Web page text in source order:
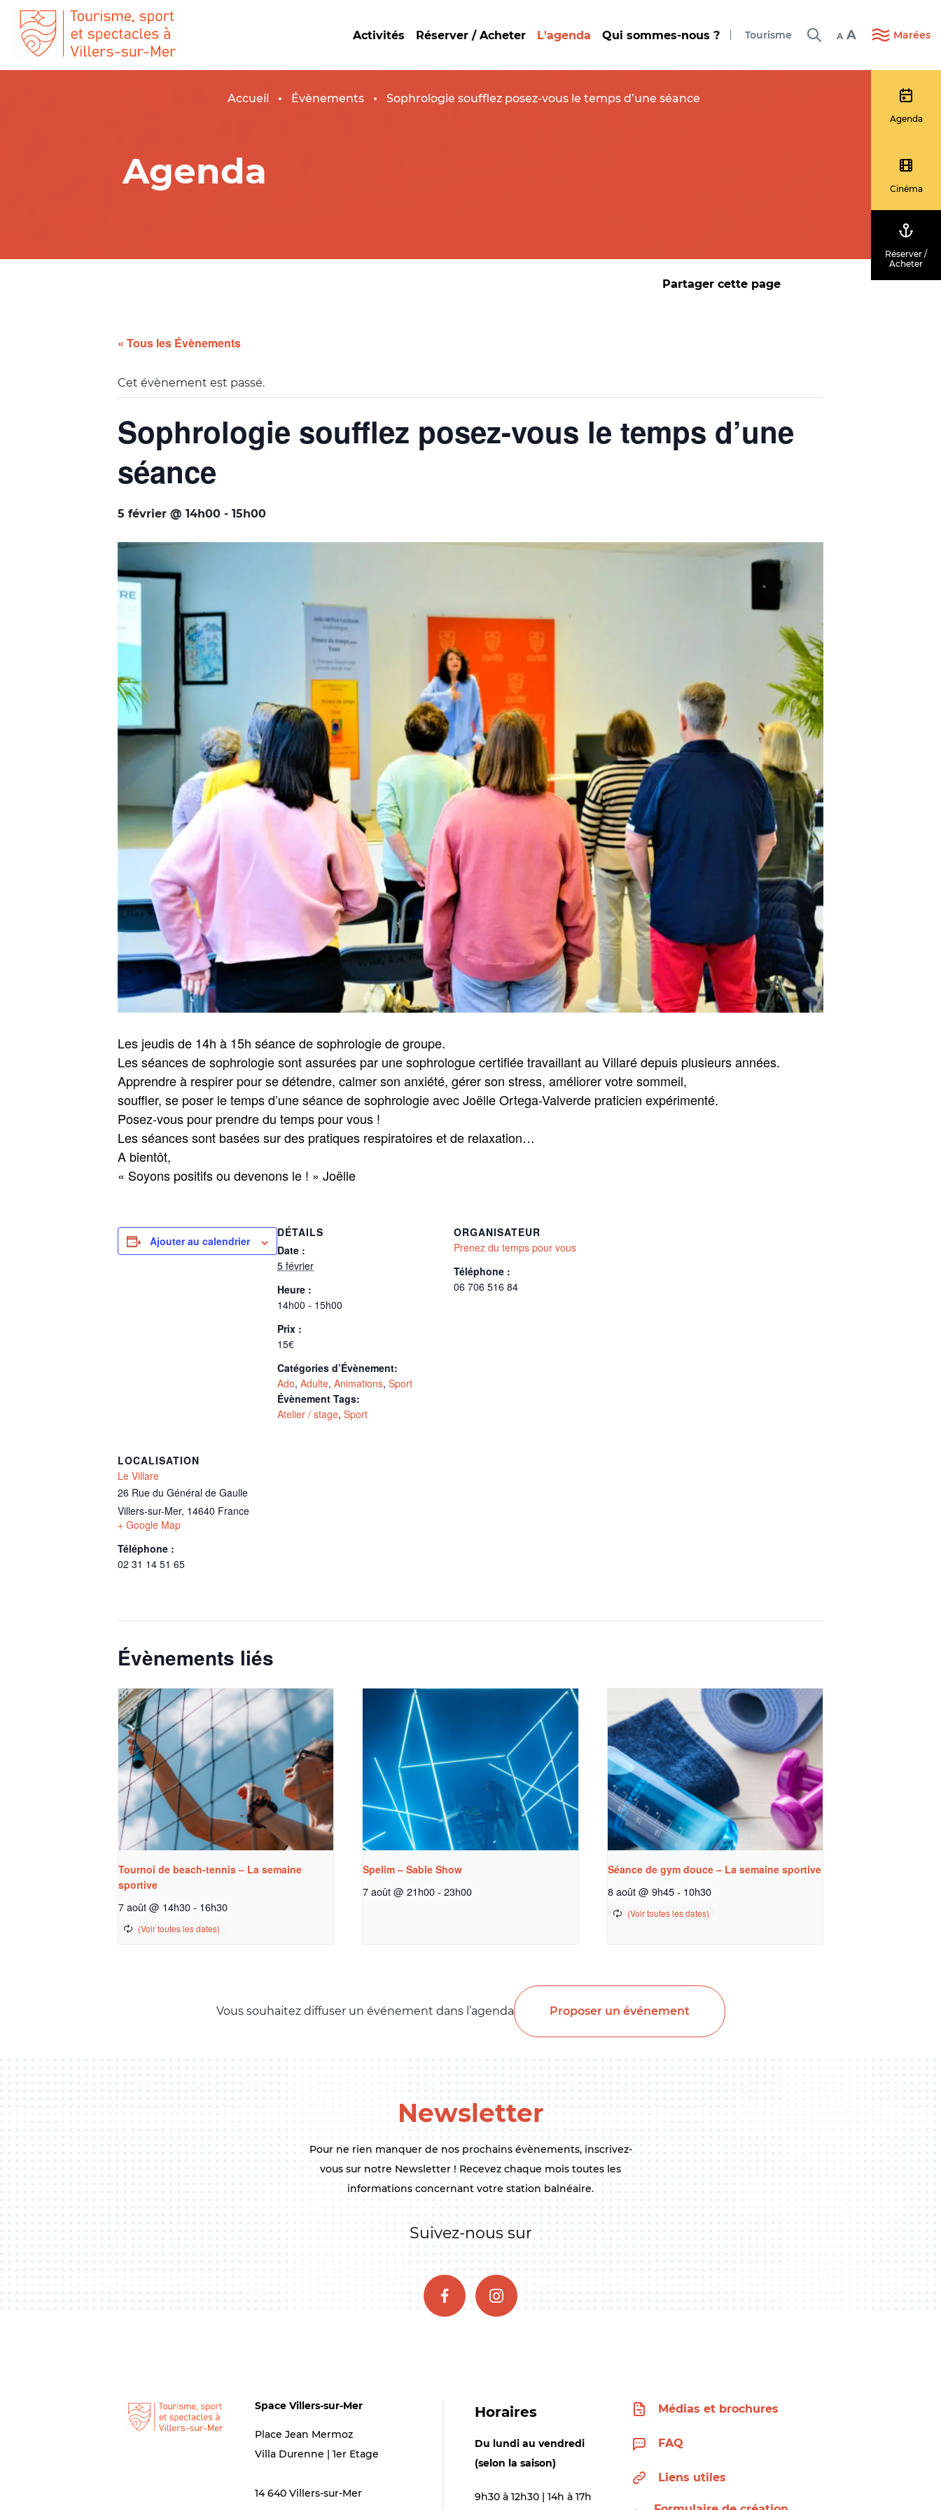
Activités Réserver / Acheter L'agenda Qui sommes-nous ? Tourisme A A Marées
Accueil Évènements Sophrologie soufflez posez-vous le temps d’une séance
Agenda
Partager cette page
Agenda
Cinéma
Réserver /
Acheter
« Tous les Évènements
Cet évènement est passé.
Sophrologie soufflez posez-vous le temps d’une
séance
5 février @ 14h00 - 15h00
Les jeudis de 14h à 15h séance de sophrologie de groupe.
Les séances de sophrologie sont assurées par une sophrologue certifiée travaillant au Villaré depuis plusieurs années.
Apprendre à respirer pour se détendre, calmer son anxiété, gérer son stress, améliorer votre sommeil,
souffler, se poser le temps d’une séance de sophrologie avec Joëlle Ortega-Valverde praticien expérimenté.
Posez-vous pour prendre du temps pour vous !
Les séances sont basées sur des pratiques respiratoires et de relaxation…
A bientôt,
« Soyons positifs ou devenons le ! » Joëlle
Ajouter au calendrier
DÉTAILS
Date :
5 février
Heure :
14h00 - 15h00
Prix :
15€
Catégories d’Évènement:
Ado, Adulte, Animations, Sport
Évènement Tags:
Atelier / stage, Sport
ORGANISATEUR
Prenez du temps pour vous
Téléphone :
06 706 516 84
LOCALISATION
Le Villare
26 Rue du Général de Gaulle
Villers-sur-Mer, 14640 France
+ Google Map
Téléphone :
02 31 14 51 65
Évènements liés
Tournoi de beach-tennis – La semaine
sportive
7 août @ 14h30- 16h30
Spelim – Sable Show
7 août @ 21h00 - 23h00
Séance de gym douce – La semaine sportive
8 août @ 9h45- 10h30
Vous souhaitez diffuser un événement dans l’agenda Proposer un événement
Newsletter
Pour ne rien manquer de nos prochains évènements, inscrivez-
vous sur notre Newsletter ! Recevez chaque mois toutes les
informations concernant votre station balnéaire.
Suivez-nous sur
Space Villers-sur-Mer
Place Jean Mermoz
Villa Durenne | 1er Etage
14 640 Villers-sur-Mer
Horaires
Du lundi au vendredi
(selon la saison)
9h30 à 12h30 | 14h à 17h
Médias et brochures
FAQ
Liens utiles